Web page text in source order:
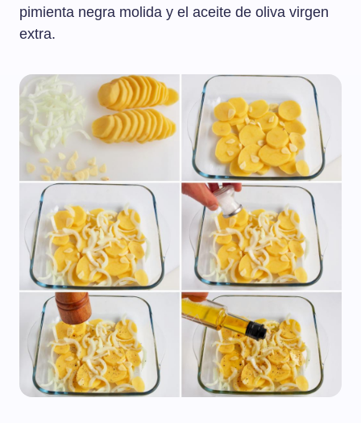
pimienta negra molida y el aceite de oliva virgen
extra.